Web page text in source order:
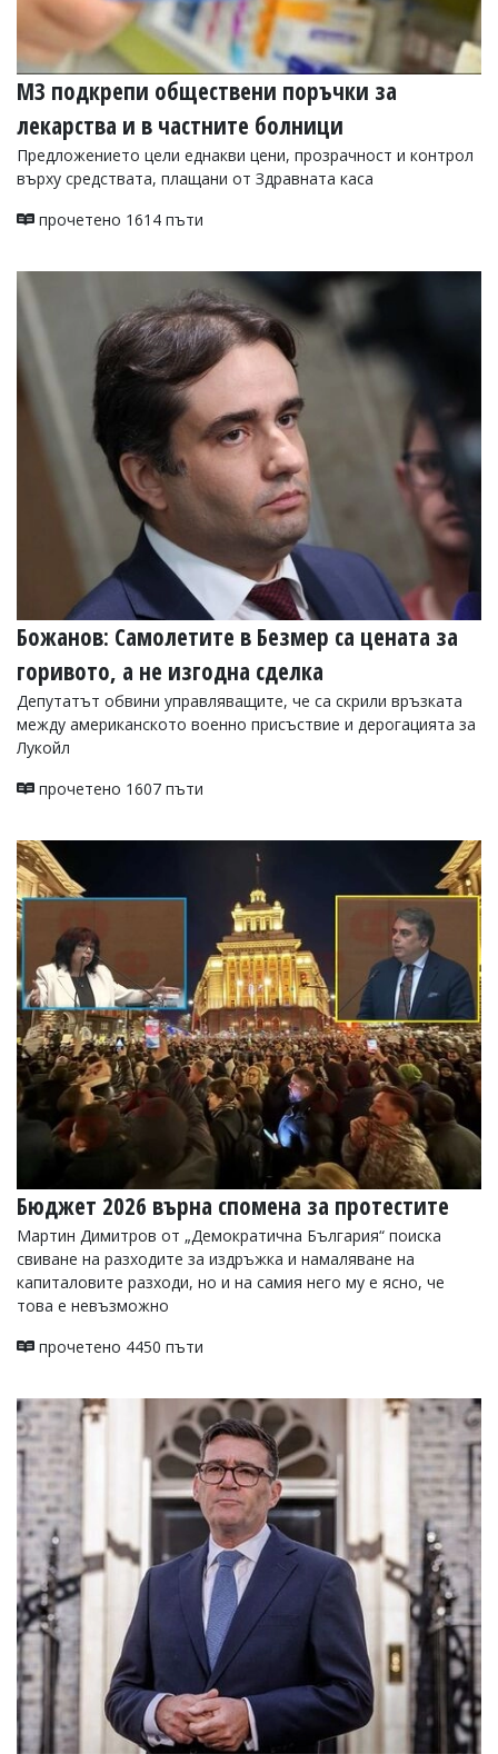
МЗ подкрепи обществени поръчки за
лекарства и в частните болници
Предложението цели еднакви цени, прозрачност и контрол
върху средствата, плащани от Здравната каса
прочетено 1614 пъти
Божанов: Самолетите в Безмер са цената за
горивото, а не изгодна сделка
Депутатът обвини управляващите, че са скрили връзката
между американското военно присъствие и дерогацията за
Лукойл
прочетено 1607 пъти
Бюджет 2026 върна спомена за протестите
Мартин Димитров от „Демократична България“ поиска
свиване на разходите за издръжка и намаляване на
капиталовите разходи, но и на самия него му е ясно, че
това е невъзможно
прочетено 4450 пъти